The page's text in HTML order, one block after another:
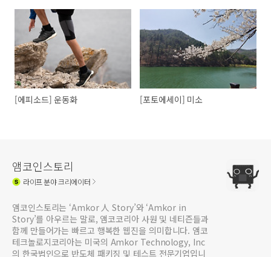
[에피소드] 운동화 [포토에세이] 미소
앰코인스토리
라이프분야 크리에이터
앰코인스토리는 ‘Amkor 人 Story’와 ‘Amkor in
Story’를 아우르는 말로, 앰코코리아 사원 및 네티즌들과
함께 만들어가는 빠르고 행복한 웹진을 의미합니다. 앰코
테크놀로지코리아는 미국의 Amkor Technology, Inc
의 한국법인으로 반도체 패키징 및 테스트 전문기업입니